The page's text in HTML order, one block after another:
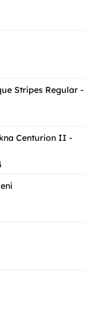
Stripes Regular -
рсд.
Centurion II -
je: